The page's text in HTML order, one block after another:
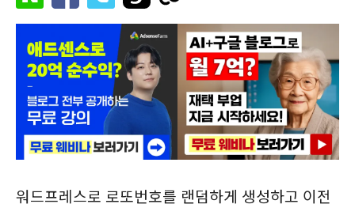
워드프레스로 로또번호를 랜덤하게 생성하고 이전